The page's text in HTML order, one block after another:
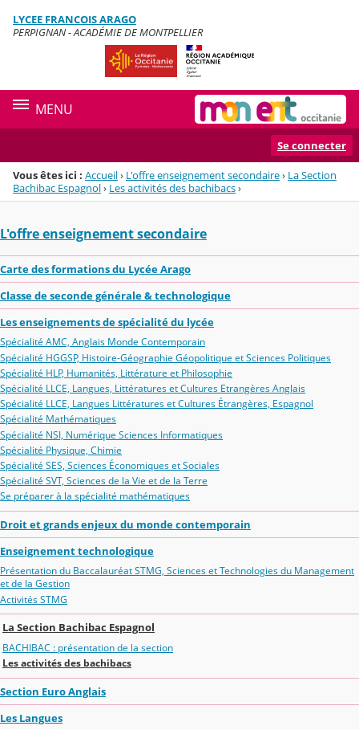
Menu de la rubrique
Contenu
LYCEE FRANCOIS ARAGO
PERPIGNAN - ACADÉMIE DE MONTPELLIER
MENU
Se connecter
Vous êtes ici : Accueil› L'offre enseignement secondaire› La Section
Bachibac Espagnol› Les activités des bachibacs›
L'offre enseignement secondaire
Carte des formations du Lycée Arago
Classe de seconde générale & technologique
Les enseignements de spécialité du lycée
Spécialité AMC, Anglais Monde Contemporain
Spécialité HGGSP, Histoire-Géographie Géopolitique et Sciences Politiques
Spécialité HLP, Humanités, Littérature et Philosophie
Spécialité LLCE, Langues, Littératures et Cultures Etrangères Anglais
Spécialité LLCE, Langues Littératures et Cultures Étrangères, Espagnol
Spécialité Mathématiques
Spécialité NSI, Numérique Sciences Informatiques
Spécialité Physique, Chimie
Spécialité SES, Sciences Économiques et Sociales
Spécialité SVT, Sciences de la Vie et de la Terre
Se préparer à la spécialité mathématiques
Droit et grands enjeux du monde contemporain
Enseignement technologique
Présentation du Baccalauréat STMG, Sciences et Technologies du Management
et de la Gestion
Activités STMG
La Section Bachibac Espagnol
BACHIBAC : présentation de la section
Les activités des bachibacs
Section Euro Anglais
Les Langues